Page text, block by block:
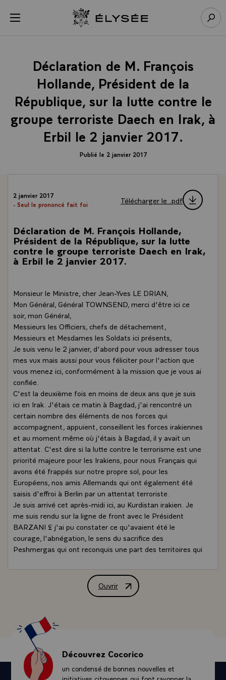
menu Retour à l’accueil Élysée
Déclaration de M. François
Hollande, Président de la
République, sur la lutte contre le
groupe terroriste Daech en Irak, à
Erbil le 2 janvier 2017.
Publié le 2 janvier 2017
2 janvier 2017
- Seul le prononcé fait foi
Télécharger le .pdf
Déclaration de M. François Hollande,
Président de la République, sur la lutte
contre le groupe terroriste Daech en Irak,
à Erbil le 2 janvier 2017.
Monsieur le Ministre, cher Jean-Yves LE DRIAN,
Mon Général, Général TOWNSEND, merci d'être ici ce
soir, mon Général,
Messieurs les Officiers, chefs de détachement,
Messieurs et Mesdames les Soldats ici présents,
Je suis venu le 2 janvier, d'abord pour vous adresser tous
mes vux mais aussi pour vous féliciter pour l'action que
vous menez ici, conformément à la mission que je vous ai
confiée.
C'est la deuxième fois en moins de deux ans que je suis
ici en Irak. J'étais ce matin à Bagdad, j'ai rencontré un
certain nombre des éléments de nos forces qui
accompagnent, appuient, conseillent les forces irakiennes
et au moment même où j'étais à Bagdad, il y avait un
attentat. C'est dire si la lutte contre le terrorisme est une
priorité majeure pour les Irakiens, pour nous Français qui
avons été frappés sur notre propre sol, pour les
Européens, nos amis Allemands qui ont également été
saisis d'effroi à Berlin par un attentat terroriste.
Je suis arrivé cet après-midi ici, au Kurdistan irakien. Je
me suis rendu sur la ligne de front avec le Président
BARZANI £ j'ai pu constater ce qu'avaient été le
courage, l'abnégation, le sens du sacrifice des
Peshmergas qui ont reconquis une part des territoires qui
répondu et cela a été le sens de ce que je vous ai
demandé de faire à partir du mois de septembre 2014.
avons appuyés, accompagnés, formés. Ce sont eux qui
ont pu reconquérir ces territoires et lorsque nous nous
sommes postés là où ils observent la ligne de front, on
devinait Mossoul au loin, dans une brume dont on nous a
dit que c'était la poussière des combats. Mais c'était
aussi pour nous l'objectif qui se dessinait, qui se dévoilait
Ouvrir
Déclaration de M. François Hollande,
Découvrez Cocorico
un condensé de bonnes nouvelles et
Panneau de gestion des cookies